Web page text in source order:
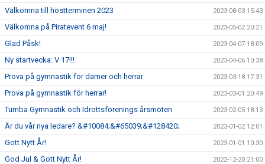
Välkomna till höstterminen 2023 2023-08-03 15:43
Välkomna på Piratevent 6 maj! 2023-05-02 20:21
Glad Påsk! 2023-04-07 18:09
Ny startvecka: V 17!!! 2023-04-06 10:38
Prova på gymnastik för damer och herrar 2023-03-18 17:31
Prova på gymnastik för herrar! 2023-03-01 20:49
Tumba Gymnastik och Idrottsförenings årsmöten 2023-02-05 18:13
Är du vår nya ledare? &#10084;&#65039;&#128420; 2023-01-02 12:01
Gott Nytt År! 2023-01-01 10:30
God Jul & Gott Nytt År! 2022-12-20 21:00